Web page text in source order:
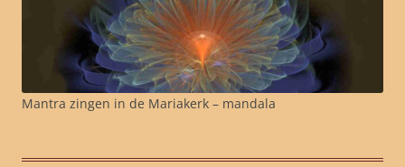
Mantra zingen in de Mariakerk – mandala